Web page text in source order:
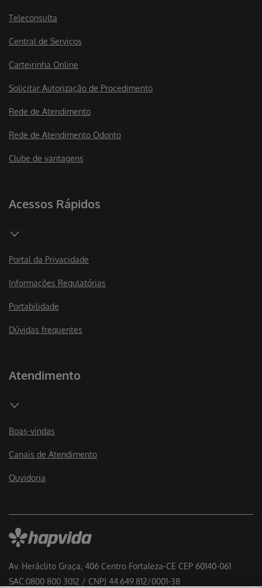
Av. Heráclito Graça, 406 Centro Fortaleza-CE CEP 60140-061
SAC:0800 800 3012 / CNPJ 44.649.812/0001-38
Teleconsulta
Central de Serviços
Carteirinha Online
Solicitar Autorização de Procedimento
Rede de Atendimento
Rede de Atendimento Odonto
Clube de vantagens
Acessos Rápidos
Portal da Privacidade
Informações Regulatórias
Portabilidade
Dúvidas frequentes
Atendimento
Boas-vindas
Canais de Atendimento
Ouvidoria